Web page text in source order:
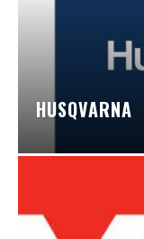
HUSQVARNA